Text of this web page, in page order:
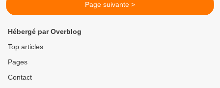
Page suivante >
Hébergé par Overblog
Top articles
Pages
Contact